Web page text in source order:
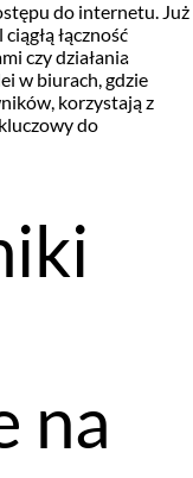
do internetu. Już
łączność
czy działania
w biurach, gdzie
korzystają z
do
na